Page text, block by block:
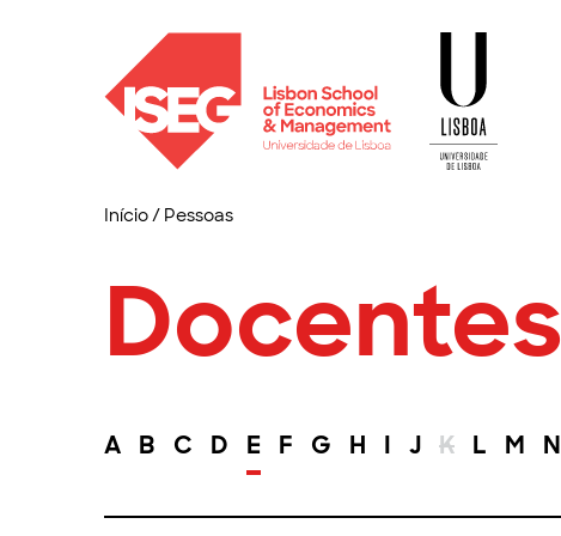
Início/ Pessoas
Docentes
A B C D E F G H I J K L M N